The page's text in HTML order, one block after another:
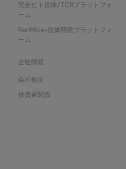
完全ヒト抗体/ TCRプラットフォ
ーム
RenMice-抗体開発プラットフォ
ーム
会社情報
会社概要
投資家関係